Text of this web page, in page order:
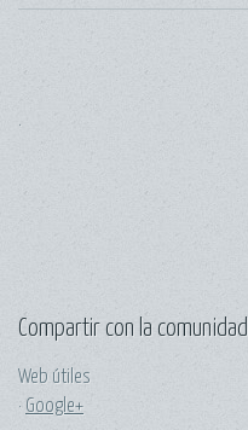
Compartir con la comunidad
Web útiles
· Google+